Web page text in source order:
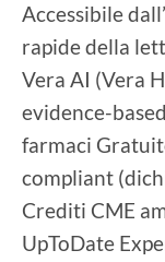
Accessibile
rapide della
Vera AI (Vera
evidence-
farmaci
compliant
Crediti CME
UpToDate